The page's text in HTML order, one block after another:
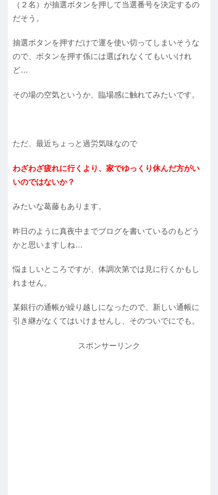
（２名）が抽選ボタンを押して当選番号を決定するの
だそう。
抽選ボタンを押すだけで運を使い切ってしまいそうな
ので、ボタンを押す係には選ばれなくてもいいけれ
ど…
その場の空気というか、臨場感に触れてみたいです。
ただ、最近ちょっと過労気味なので
わざわざ疲れに行くより、家でゆっくり休んだ方がい
いのではないか？
みたいな葛藤もあります。
昨日のように真夜中までブログを書いているのもどう
かと思いますしね…
悩ましいところですが、体調次第では見に行くかもし
れません。
某銀行の通帳が繰り越しになったので、新しい通帳に
引き継がなくてはいけませんし、そのついでにでも。
スポンサーリンク